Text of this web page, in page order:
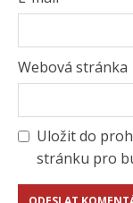
Webová stránka
Uložit do
stránku pro